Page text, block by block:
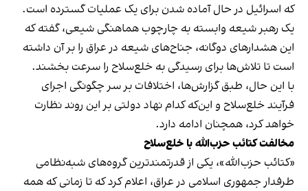
که اسرائیل در حال آماده شدن برای یک عملیات گسترده است.
یک رهبر شیعه وابسته به چارچوب هماهنگی شیعی، گفته که
این هشدارهای دوگانه، جناح‌های شیعه در عراق را بر آن داشته
است تا تلاش‌ها برای رسیدگی به خلع‌سلاح را سرعت بخشند.
با این حال، طبق گزارش‌ها، اختلافات بر سر چگونگی اجرای
فرآیند خلع‌سلاح و این‌که کدام نهاد دولتی بر این روند نظارت
خواهد کرد، همچنان ادامه دارد.
مخالفت کتائب حزب‌الله با خلع‌سلاح
«کتائب حزب‌الله»، یکی از قدرتمندترین گروه‌های شبه‌نظامی
طرفدار جمهوری اسلامی در عراق، اعلام کرد که تا زمانی که همه